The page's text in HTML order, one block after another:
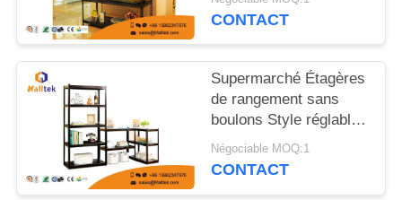
SITE
PRIVACY
POLICY
CONTACT
Supermarché Étagères
de rangement sans
boulons Style réglable
Facile à assembler
Négociable MOQ:1
CONTACT